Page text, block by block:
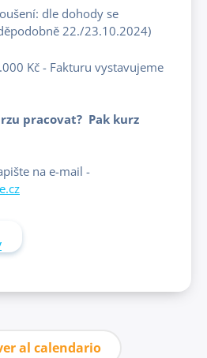
dle dohody se
22./23.10.2024)
Kč - Fakturu vystavujeme
pracovat? Pak kurz
na e-mail -
al calendario